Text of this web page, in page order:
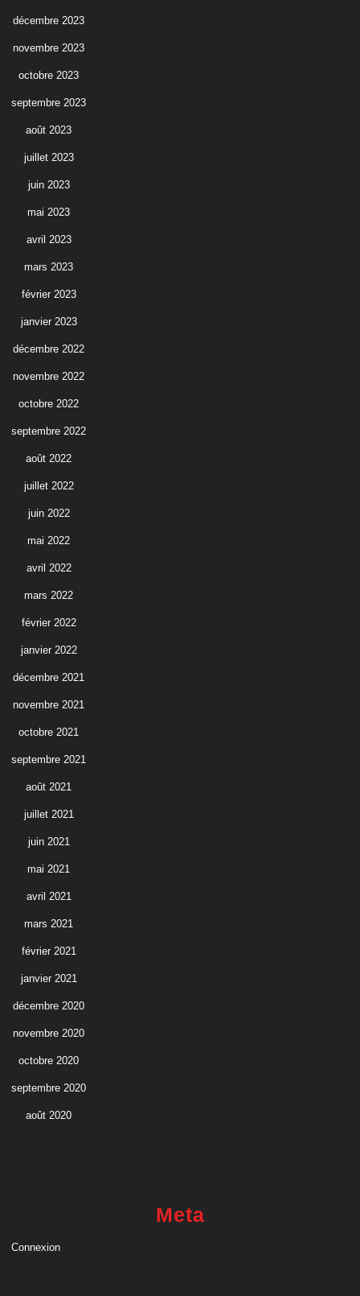
décembre 2023
novembre 2023
octobre 2023
septembre 2023
août 2023
juillet 2023
juin 2023
mai 2023
avril 2023
mars 2023
février 2023
janvier 2023
décembre 2022
novembre 2022
octobre 2022
septembre 2022
août 2022
juillet 2022
juin 2022
mai 2022
avril 2022
mars 2022
février 2022
janvier 2022
décembre 2021
novembre 2021
octobre 2021
septembre 2021
août 2021
juillet 2021
juin 2021
mai 2021
avril 2021
mars 2021
février 2021
janvier 2021
décembre 2020
novembre 2020
octobre 2020
septembre 2020
août 2020
Meta
Connexion